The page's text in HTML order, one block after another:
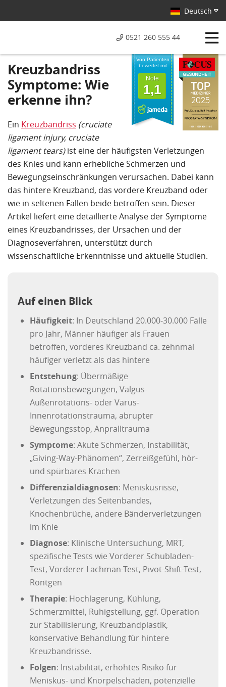
Deutsch
0521 260 555 44
Von Patienten
bewertet mit
Note
1,1
Kreuzbandriss
Symptome: Wie
erkenne ihn?
Ein Kreuzbandriss (cruciate
ligament injury, cruciate
ligament tears)ist eine der häufigsten Verletzungen
des Knies und kann erhebliche Schmerzen und
Bewegungseinschränkungen verursachen. Dabei kann
das hintere Kreuzband, das vordere Kreuzband oder
wie in seltenen Fällen beide betroffen sein. Dieser
Artikel liefert eine detaillierte Analyse der Symptome
eines Kreuzbandrisses, der Ursachen und der
Diagnoseverfahren, unterstützt durch
wissenschaftliche Erkenntnisse und aktuelle Studien.
Auf einen Blick
Häufigkeit: In Deutschland 20.000-30.000 Fälle
pro Jahr, Männer häufiger als Frauen
betroffen, vorderes Kreuzband ca. zehnmal
häufiger verletzt als das hintere
Entstehung: Übermäßige
Rotationsbewegungen, Valgus-
Außenrotations- oder Varus-
Innenrotationstrauma, abrupter
Bewegungsstop, Anpralltrauma
Symptome: Akute Schmerzen, Instabilität,
„Giving-Way-Phänomen“, Zerreißgefühl, hör-
und spürbares Krachen
Differenzialdiagnosen: Meniskusrisse,
Verletzungen des Seitenbandes,
Knochenbrüche, andere Bänderverletzungen
im Knie
Diagnose: Klinische Untersuchung, MRT,
spezifische Tests wie Vorderer Schubladen-
Test, Vorderer Lachman-Test, Pivot-Shift-Test,
Röntgen
Therapie: Hochlagerung, Kühlung,
Schmerzmittel, Ruhigstellung, ggf. Operation
zur Stabilisierung, Kreuzbandplastik,
konservative Behandlung für hintere
Kreuzbandrisse.
Folgen: Instabilität, erhöhtes Risiko für
Meniskus- und Knorpelschäden, potenzielle